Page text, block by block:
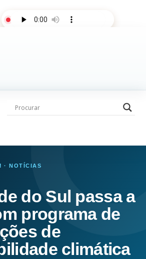
· NOTÍCIAS
do Sul passa a
programa de
de
climática